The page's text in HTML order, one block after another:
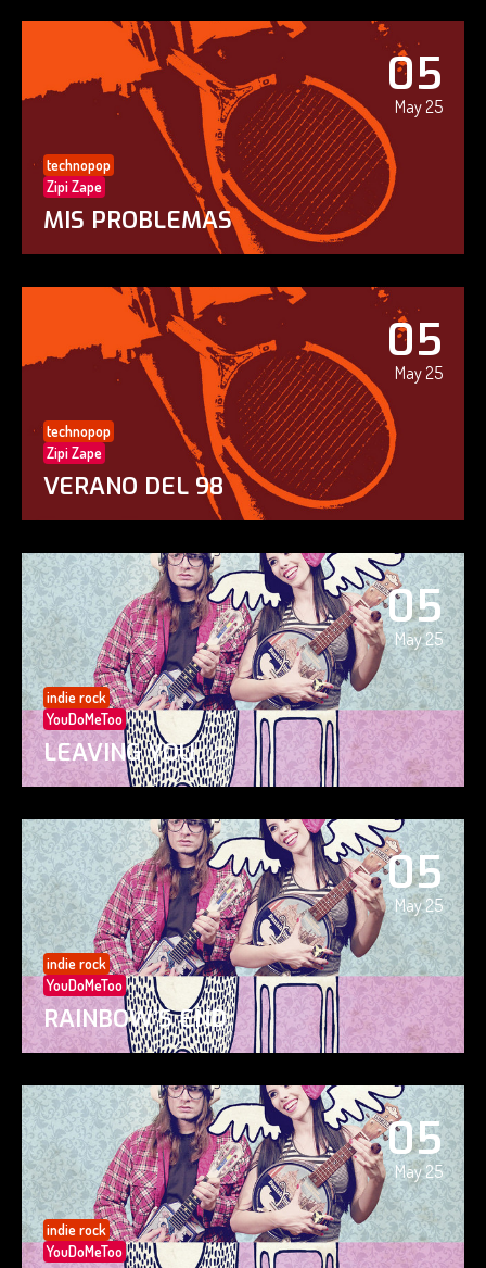
05
May 25
technopop
Zipi Zape
MIS PROBLEMAS
05
May 25
technopop
Zipi Zape
VERANO DEL 98
05
May 25
indie rock
YouDoMeToo
LEAVING YOU
05
May 25
indie rock
YouDoMeToo
RAINBOW’S END
05
May 25
indie rock
YouDoMeToo